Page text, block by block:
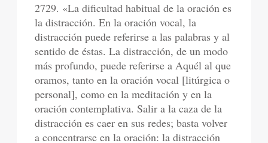
2729. «La dificultad habitual de la oración es
la distracción. En la oración vocal, la
distracción puede referirse a las palabras y al
sentido de éstas. La distracción, de un modo
más profundo, puede referirse a Aquél al que
oramos, tanto en la oración vocal [litúrgica o
personal], como en la meditación y en la
oración contemplativa. Salir a la caza de la
distracción es caer en sus redes; basta volver
a concentrarse en la oración: la distracción